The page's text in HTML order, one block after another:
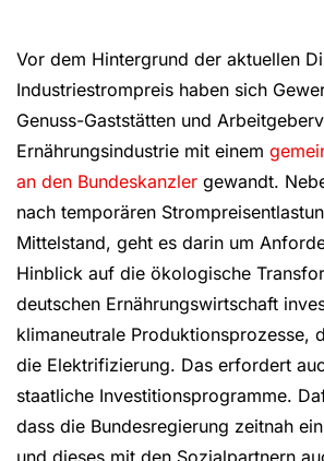
Vor dem Hintergrund der aktuellen
Industriestrompreis haben sich
Genuss-Gaststätten und
Ernährungsindustrie mit einem
an den Bundeskanzler gewandt.
nach temporären
Mittelstand, geht es darin um
Hinblick auf die ökologische
deutschen Ernährungswirtschaft
klimaneutrale Produktionsprozesse,
die Elektrifizierung. Das erfordert
staatliche Investitionsprogramme.
dass die Bundesregierung zeitnah
und dieses mit den Sozialpartnern